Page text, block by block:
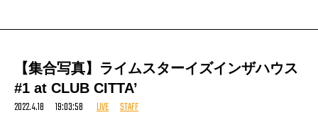
まだとってもキレイな気持ちいいハコなのであった。
【集合写真】ライムスターイズインザハウス
#1 at CLUB CITTA’
2022.4.18 19:03:58 LIVE STAFF